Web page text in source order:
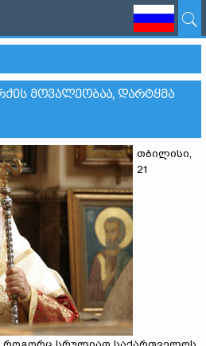
ᲛᲝᲕᲐᲚᲔᲝᲑᲐᲐ, ᲓᲐᲠᲢᲧᲛᲐ
თბილისი,
21